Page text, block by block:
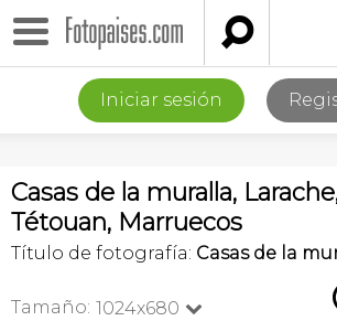

Iniciar sesión
Casas de la muralla,
Tétouan, Marruecos
Título de fotografía: Casas de la
Tamaño: 1024x680 